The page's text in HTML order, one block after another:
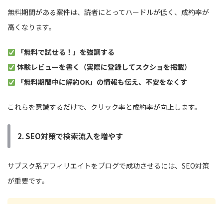
無料期間がある案件は、読者にとってハードルが低く、成約率が
高くなります。
「無料で試せる！」を強調する
体験レビューを書く（実際に登録してスクショを掲載）
「無料期間中に解約OK」の情報も伝え、不安をなくす
これらを意識するだけで、クリック率と成約率が向上します。
2. SEO対策で検索流入を増やす
サブスク系アフィリエイトをブログで成功させるには、SEO対策
が重要です。